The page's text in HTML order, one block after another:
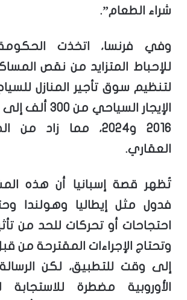
شراء الطعام”.
وفي فرنسا، اتخذت
للإحباط المتزايد من نقص
لتنظيم سوق تأجير المنازل
2016 و2024، مما
العقاري.
تُظهر قصة إسبانيا أن هذه
فدول مثل إيطاليا وهولندا
احتجاحات أو تحركات للحد من
وتحتاج الإجراءات المقترحة من
إلى وقت للتطبيق، لكن
الأوروبية مضطرة